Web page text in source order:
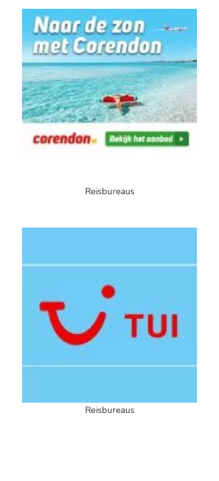
Reisbureaus
Reisbureaus